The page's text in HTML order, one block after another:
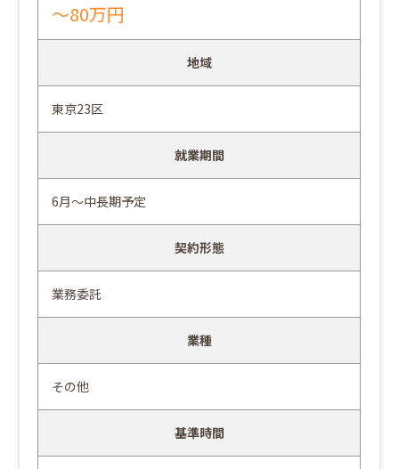
～80万円
地域
東京23区
就業期間
6月～中長期予定
契約形態
業務委託
業種
その他
基準時間